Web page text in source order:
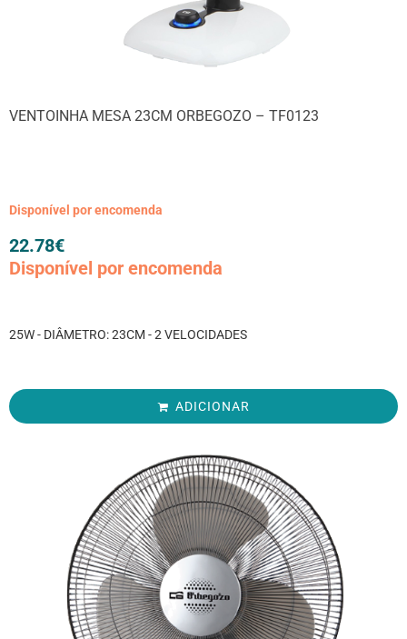
VENTOINHA MESA 23CM ORBEGOZO – TF0123
Disponível por encomenda
22.78€
Disponível por encomenda
25W - DIÂMETRO: 23CM - 2 VELOCIDADES
ADICIONAR